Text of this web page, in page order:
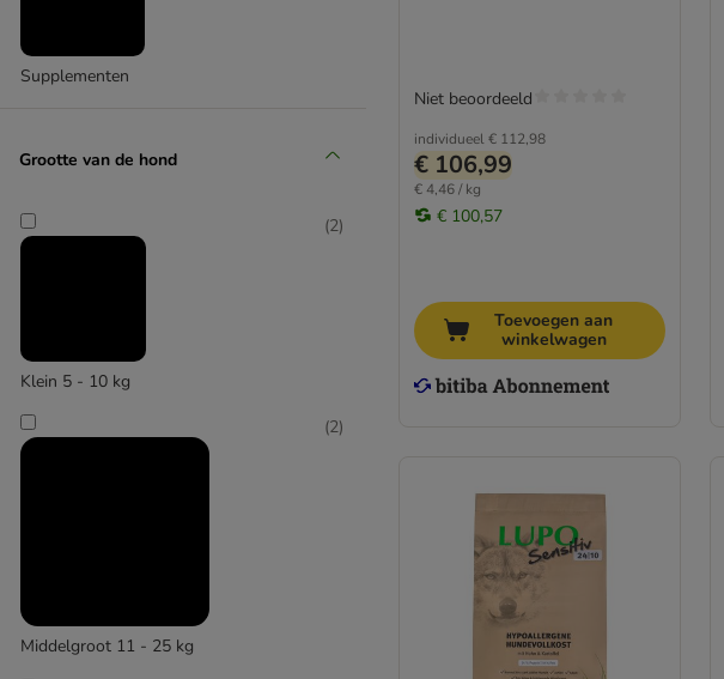
Supplementen
Grootte van de hond
Klein 5 - 10 kg
(2)
Middelgroot 11 - 25 kg
(2)
individueel€ 112,98
€ 106,99
€ 4,46 / kg
€ 100,57
Niet beoordeeld
Toevoegen aan
winkelwagen